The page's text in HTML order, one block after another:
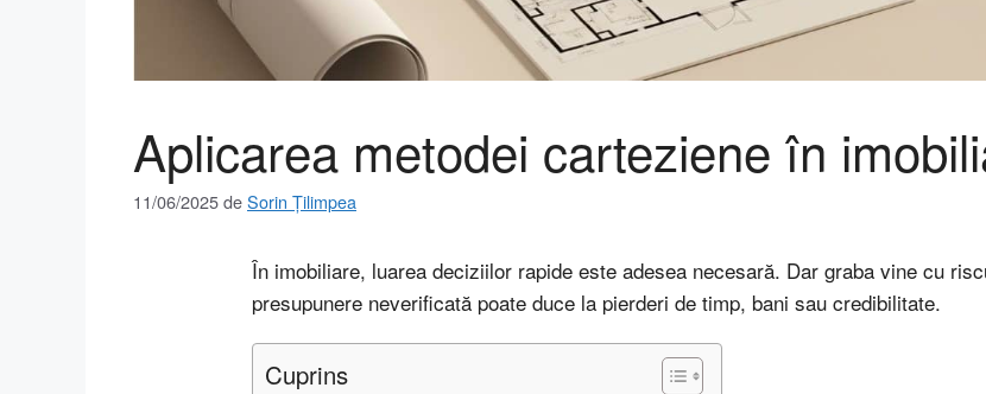
Aplicarea metodei carteziene în
11/06/2025deSorin Țilimpea
În imobiliare, luarea deciziilor rapide este adesea necesară. Dar graba vine cu
presupunere neverificată poate duce la pierderi de timp, bani sau credibilitate.
Cuprins